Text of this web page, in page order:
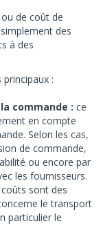
de coût de
des
à des
:
commande : ce
en compte
Selon les cas,
de commande,
ou encore par
les fournisseurs.
sont des
le transport
particulier le